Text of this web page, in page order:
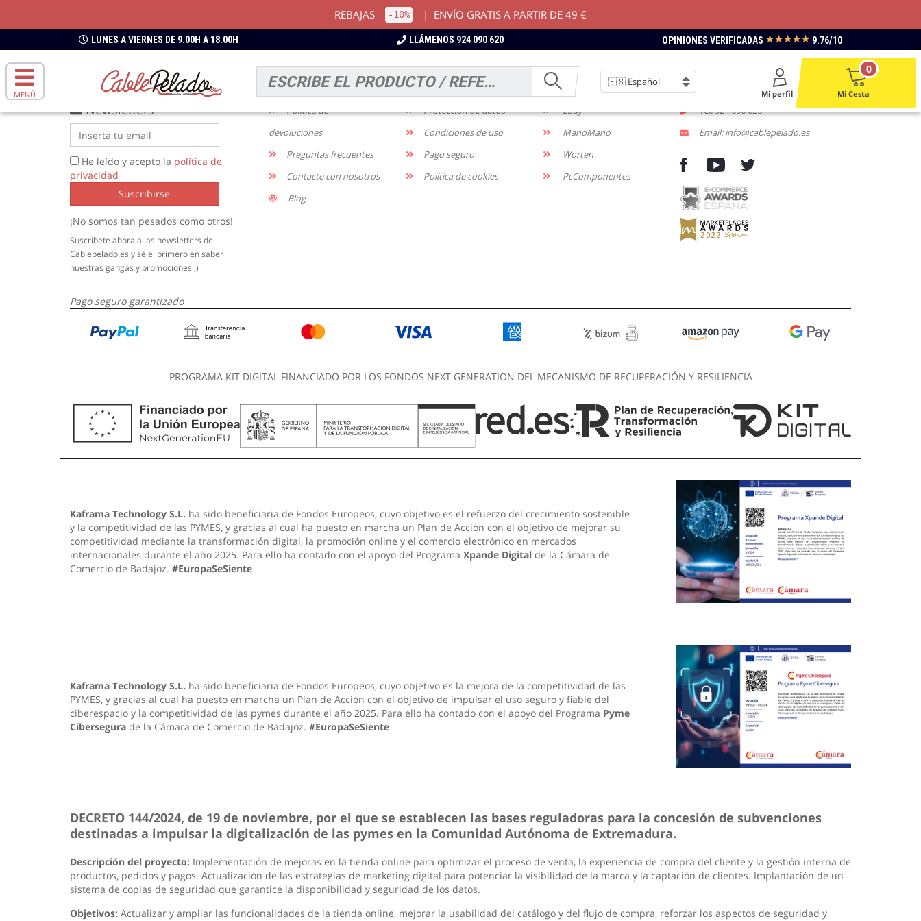
REBAJAS -10% | ENVÍO GRATIS A PARTIR DE 49 €
LUNES A VIERNES DE 9.00H A 18.00H LLÁMENOS 924 090 620 OPINIONES VERIFICADAS ★★★★★ 9.76/10
MENÚ Mi perfil Mi Cesta
0
Newsletters
He leído y acepto la política de
privacidad
Suscribirse
¡No somos tan pesados como otros!
Suscribete ahora a las newsletters de
Cablepelado.es y sé el primero en saber
nuestras gangas y promociones ;)
INFORMACIÓN
Envíos y devoluciones
Política de
devoluciones
Preguntas frecuentes
Contacte con nosotros
Blog
NOTIFICACIONES
Aviso legal
Protección de datos
Condiciones de uso
Pago seguro
Política de cookies
MARKETPLACE
Amazon
Ebay
ManoMano
Worten
PcComponentes
CONTACTENOS
Tel: 924 090 620
Email: info@cablepelado.es
Pago seguro garantizado
PROGRAMA KIT DIGITAL FINANCIADO POR LOS FONDOS NEXT GENERATION DEL MECANISMO DE RECUPERACIÓN Y RESILIENCIA
Kaframa Technology S.L. ha sido beneficiaria de Fondos Europeos, cuyo objetivo es el refuerzo del crecimiento sostenible
y la competitividad de las PYMES, y gracias al cual ha puesto en marcha un Plan de Acción con el objetivo de mejorar su
competitividad mediante la transformación digital, la promoción online y el comercio electrónico en mercados
internacionales durante el año 2025. Para ello ha contado con el apoyo del Programa Xpande Digital de la Cámara de
Comercio de Badajoz. #EuropaSeSiente
Kaframa Technology S.L. ha sido beneficiaria de Fondos Europeos, cuyo objetivo es la mejora de la competitividad de las
PYMES, y gracias al cual ha puesto en marcha un Plan de Acción con el objetivo de impulsar el uso seguro y fiable del
ciberespacio y la competitividad de las pymes durante el año 2025. Para ello ha contado con el apoyo del Programa Pyme
Cibersegura de la Cámara de Comercio de Badajoz. #EuropaSeSiente
DECRETO 144/2024, de 19 de noviembre, por el que se establecen las bases reguladoras para la concesión de subvenciones
destinadas a impulsar la digitalización de las pymes en la Comunidad Autónoma de Extremadura.
Descripción del proyecto: Implementación de mejoras en la tienda online para optimizar el proceso de venta, la experiencia de compra del cliente y la gestión interna de
productos, pedidos y pagos. Actualización de las estrategias de marketing digital para potenciar la visibilidad de la marca y la captación de clientes. Implantación de un
sistema de copias de seguridad que garantice la disponibilidad y seguridad de los datos.
Objetivos: Actualizar y ampliar las funcionalidades de la tienda online, mejorar la usabilidad del catálogo y del flujo de compra, reforzar los aspectos de seguridad y